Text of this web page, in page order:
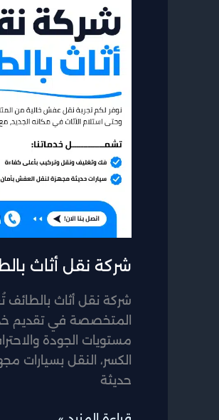
شركة نقل أثاث
شركة نقل أثاث بالطائف
المتخصصة في تقديم
مستويات الجودة
الكسر، النقل بسيارات
حديثة
بالطائف